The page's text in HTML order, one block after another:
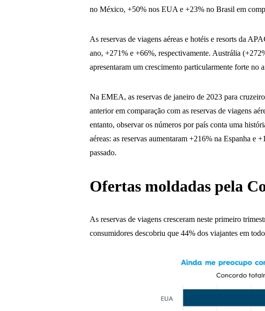
no México, +50% nos EUA e +23% no Brasil em
As reservas de viagens aéreas e hotéis e resorts da
ano, +271% e +66%, respectivamente. Austrália
apresentaram um crescimento particularmente forte no
Na EMEA, as reservas de janeiro de 2023 para
anterior em comparação com as reservas de viagens
entanto, observar os números por país conta uma
aéreas: as reservas aumentaram +216% na Espanha e
passado.
Ofertas moldadas pela
As reservas de viagens cresceram neste primeiro
consumidores descobriu que 44% dos viajantes em